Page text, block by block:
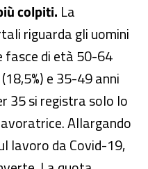
colpiti. La
riguarda gli uomini
fasce di età 50-64
e 35-49 anni
35 si registra solo lo
Allargando
lavoro da Covid-19,